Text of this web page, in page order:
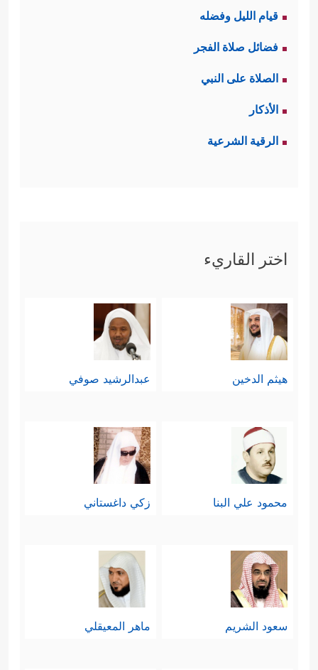
قيام الليل وفضله
فضائل صلاة الفجر
الصلاة على النبي
الأذكار
الرقية الشرعية
اختر القاريء
هيثم الدخين عبدالرشيد صوفي
محمود علي البنا زكي داغستاني
سعود الشريم ماهر المعيقلي